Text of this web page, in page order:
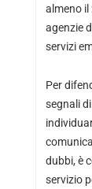
almeno
agenzie
servizi
Per
segnali
dubbi, è
servizio